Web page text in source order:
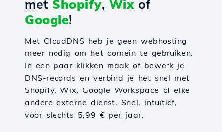
met Shopify, Wixof
Google!
Met CloudDNS heb je geen webhosting
meer nodig om het domein te gebruiken.
In een paar klikken maak of bewerk je
DNS-records en verbind je het snel met
Shopify, Wix, Google Workspace of elke
andere externe dienst. Snel, intuïtief,
voor slechts 5,99 € per jaar.